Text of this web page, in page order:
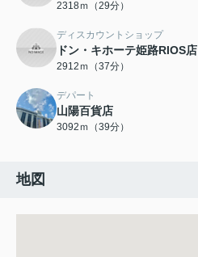
2318ｍ（29分）
ディスカウントショップ
ドン・キホーテ姫路RIOS店
2912ｍ（37分）
デパート
山陽百貨店
3092ｍ（39分）
地図